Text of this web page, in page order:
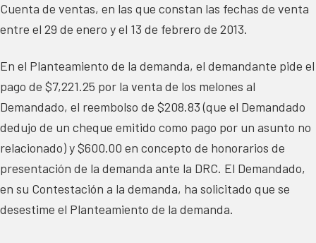
Cuenta de ventas, en las que constan las fechas de venta
entre el 29 de enero y el 13 de febrero de 2013.
En el Planteamiento de la demanda, el demandante pide el
pago de $7,221.25 por la venta de los melones al
Demandado, el reembolso de $208.83 (que el Demandado
dedujo de un cheque emitido como pago por un asunto no
relacionado) y $600.00 en concepto de honorarios de
presentación de la demanda ante la DRC. El Demandado,
en su Contestación a la demanda, ha solicitado que se
desestime el Planteamiento de la demanda.